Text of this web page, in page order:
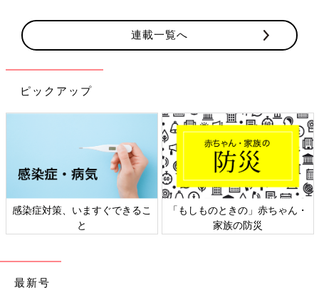
連載一覧へ
ピックアップ
感染症対策、いますぐできるこ
と
「もしものときの」赤ちゃん・
家族の防災
最新号